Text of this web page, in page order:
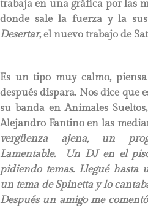
trabaja en una gráfica por las
donde sale la fuerza y la
Desertar, el nuevo trabajo de
Es un tipo muy calmo,
después dispara. Nos dice que
su banda en Animales
Alejandro Fantino en las
vergüenza ajena, un
Lamentable. Un DJ en el
pidiendo temas. Llegué hasta
un tema de Spinetta y lo
Después un amigo me